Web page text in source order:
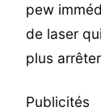
pew
de laser
plus
Publicités